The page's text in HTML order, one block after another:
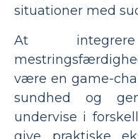
situationer med
At
være en game-
sundhed og
undervise i